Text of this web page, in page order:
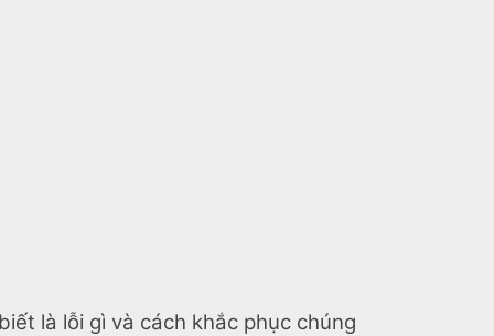
là lỗi gì và cách khắc phục chúng